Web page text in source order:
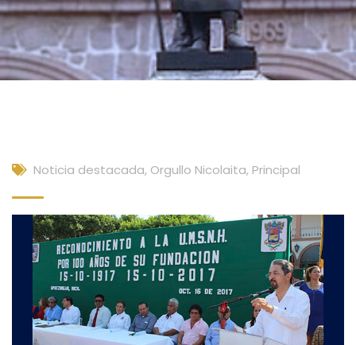
Noticia destacada, Orgullo Nicolaita, Principal